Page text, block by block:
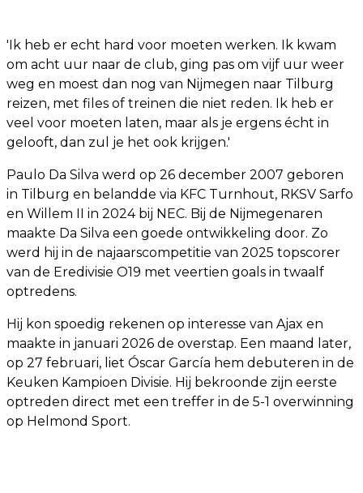
'Ik heb er echt hard voor moeten werken. Ik kwam
om acht uur naar de club, ging pas om vijf uur weer
weg en moest dan nog van Nijmegen naar Tilburg
reizen, met files of treinen die niet reden. Ik heb er
veel voor moeten laten, maar als je ergens écht in
gelooft, dan zul je het ook krijgen.'
Paulo Da Silva werd op 26 december 2007 geboren
in Tilburg en belandde via KFC Turnhout, RKSV Sarfo
en Willem II in 2024 bij NEC. Bij de Nijmegenaren
maakte Da Silva een goede ontwikkeling door. Zo
werd hij in de najaarscompetitie van 2025 topscorer
van de Eredivisie O19 met veertien goals in twaalf
optredens.
Hij kon spoedig rekenen op interesse van Ajax en
maakte in januari 2026 de overstap. Een maand later,
op 27 februari, liet Óscar García hem debuteren in de
Keuken Kampioen Divisie. Hij bekroonde zijn eerste
optreden direct met een treffer in de 5-1 overwinning
op Helmond Sport.